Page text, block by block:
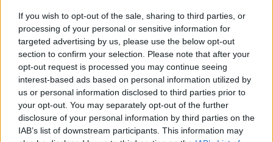
If you wish to opt-out of the sale, sharing to third parties, or
processing of your personal or sensitive information for
targeted advertising by us, please use the below opt-out
section to confirm your selection. Please note that after your
opt-out request is processed you may continue seeing
interest-based ads based on personal information utilized by
us or personal information disclosed to third parties prior to
your opt-out. You may separately opt-out of the further
disclosure of your personal information by third parties on the
IAB’s list of downstream participants. This information may
2
3 4 5 6 7
8
9
10 11 12 13 14
15
16
17 18 19 20 21
22
23
24 25 26 27 28
29
30